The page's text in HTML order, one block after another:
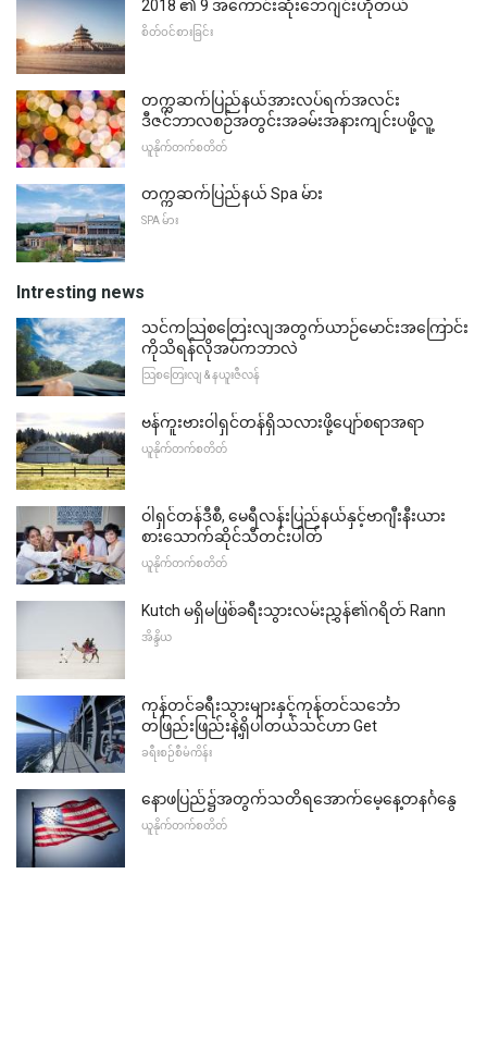
2018 ၏ 9 အကောင်းဆုံးဘေဂျင်းဟိုတယ်
စိတ်ဝင်စားခြင်း
တက္ကဆက်ပြည်နယ်အားလပ်ရက်အလင်း
ဒီဇင်ဘာလစဉ်အတွင်းအခမ်းအနားကျင်းပဖို့လူ့
ယူနိုက်တက်စတိတ်
တက္ကဆက်ပြည်နယ် Spa မ်ား
SPA မ်ား
Intresting news
သင်ကသြစတြေးလျအတွက်ယာဉ်မောင်းအကြောင်း
ကိုသိရန်လိုအပ်ကဘာလဲ
သြစတြေးလျ & နယူးဇီလန်
ဗန်ကူးဗားဝါရှင်တန်ရှိသလားဖို့ပျော်စရာအရာ
ယူနိုက်တက်စတိတ်
ဝါရှင်တန်ဒီစီ, မေရီလန်းပြည်နယ်နှင့်ဗာဂျီးနီးယား
စားသောက်ဆိုင်သီတင်းပါတ်
ယူနိုက်တက်စတိတ်
Kutch မရှိမဖြစ်ခရီးသွားလမ်းညွှန်၏ဂရိတ် Rann
အိန္ဒိယ
ကုန်တင်ခရီးသွားများနှင့်ကုန်တင်သင်္ဘော
တဖြည်းဖြည်းနဲ့ရှိပါတယ်သင်ဟာ Get
ခရီးစဉ်စီမံကိန်း
နောဖပြည်၌အတွက်သတိရအောက်မေ့နေ့တနင်္ဂနွေ
ယူနိုက်တက်စတိတ်